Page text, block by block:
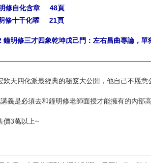
修自化含章 48頁
修十干化曜 21頁
鐘明修三才四象乾坤戊己門：左右昌曲專論，
欽天四化派最經典的秘笈大公開，他自己不愿
義是必須去和鐘明修老師面授才能擁有的內部高
價3萬以上~